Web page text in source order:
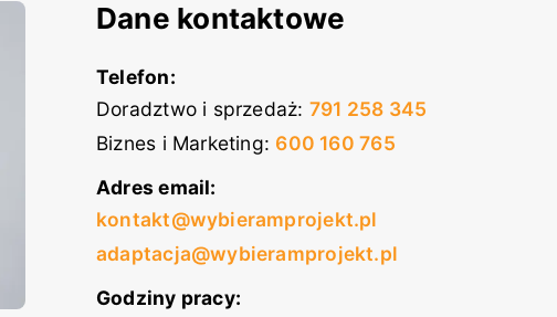
Dane kontaktowe
Telefon:
Doradztwo i sprzedaż: 791 258 345
Biznes i Marketing: 600 160 765
Adres email:
kontakt@wybieramprojekt.pl
adaptacja@wybieramprojekt.pl
Godziny pracy: